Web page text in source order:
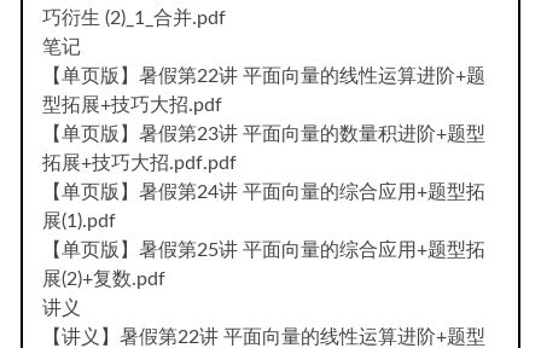
巧衍生 (2)_1_合并.pdf
笔记
【单页版】暑假第22讲 平面向量的线性运算进阶+题
型拓展+技巧大招.pdf
【单页版】暑假第23讲 平面向量的数量积进阶+题型
拓展+技巧大招.pdf.pdf
【单页版】暑假第24讲 平面向量的综合应用+题型拓
展(1).pdf
【单页版】暑假第25讲 平面向量的综合应用+题型拓
展(2)+复数.pdf
讲义
【讲义】暑假第22讲 平面向量的线性运算进阶+题型